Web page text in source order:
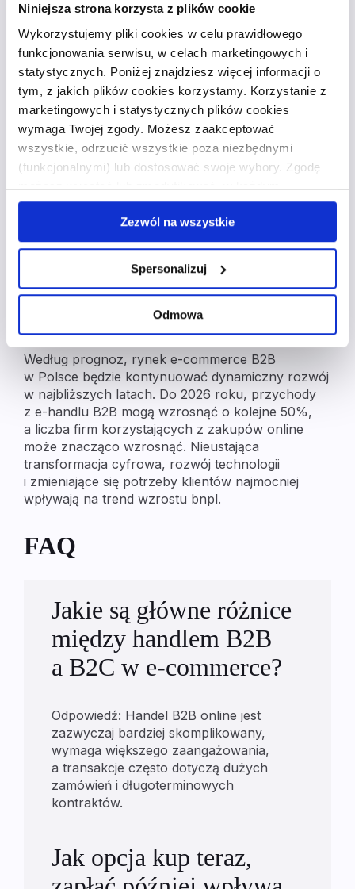
Niniejsza strona korzysta z plików cookie
Wykorzystujemy pliki cookies w celu prawidłowego
funkcjonowania serwisu, w celach marketingowych i
statystycznych. Poniżej znajdziesz więcej informacji o
tym, z jakich plików cookies korzystamy. Korzystanie z
marketingowych i statystycznych plików cookies
wymaga Twojej zgody. Możesz zaakceptować
wszystkie, odrzucić wszystkie poza niezbędnymi
(funkcjonalnymi) lub dostosować swoje wybory. Zgodę
możesz wycofać lub zmodyfikować w każdym
momencie. Wycofanie zgody nie wpływa na zgodność z
prawem przetwarzania, którego dokonano przed
wycofaniem. Więcej informacji o wykorzystaniu plików
cookie oraz zasadach przetwarzania danych osobowych
Zezwól na wszystkie
Spersonalizuj
Odmowa
online. Nie ulega także wątpliwości, że coraz
więcej firm stawia na digitalizację procesów
biznesowych.
Jak wygląda on na dzień dzisiejszy? Zakupowe
platformy B2B są popularne jak nigdy dotąd. Nadal
czekamy na oficjalne dane za rok poprzedni.
Biorąc jednak pod uwagę ciągły rozkwit platform
handlu b2b czy wdrożenia nowych produktów
finansowych z nim związanych można przyjąć, że
e-commerce w biznesie stał się kluczowym
elementem i ciągle się rozwija.
Jakie są prognozy na rozwój
e-commerce B2B w Polsce
Według prognoz, rynek e-commerce B2B
w Polsce będzie kontynuować dynamiczny rozwój
w najbliższych latach. Do 2026 roku, przychody
z e-handlu B2B mogą wzrosnąć o kolejne 50%,
a liczba firm korzystających z zakupów online
może znacząco wzrosnąć. Nieustająca
transformacja cyfrowa, rozwój technologii
i zmieniające się potrzeby klientów najmocniej
wpływają na trend wzrostu bnpl.
FAQ
Jakie są główne różnice
między handlem B2B
a B2C w e-commerce?
Odpowiedź: Handel B2B online jest
zazwyczaj bardziej skomplikowany,
wymaga większego zaangażowania,
a transakcje często dotyczą dużych
zamówień i długoterminowych
kontraktów.
Jak opcja kup teraz,